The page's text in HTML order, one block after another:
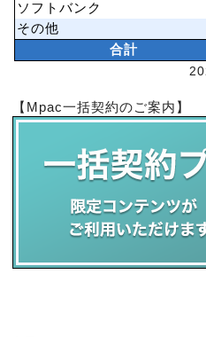
ソフトバンク
その他
合計
【Mpac一括契約のご案内】